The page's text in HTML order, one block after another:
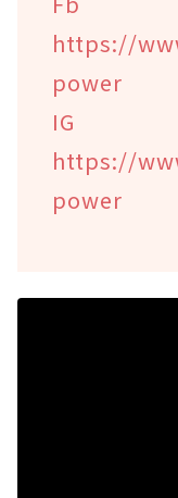
https://
power
https://
power